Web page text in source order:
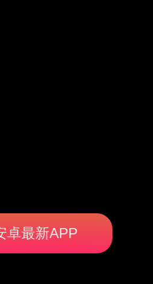
卓最新APP